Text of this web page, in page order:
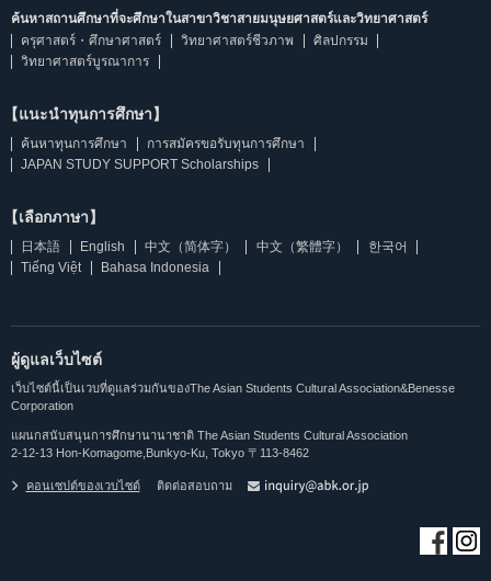
ค้นหาสถานศึกษาที่จะศึกษาในสาขาวิชาสายมนุษยศาสตร์และวิทยาศาสตร์
ครุศาสตร์・ศึกษาศาสตร์
วิทยาศาสตร์ชีวภาพ
ศิลปกรรม
วิทยาศาสตร์บูรณาการ
【แนะนำทุนการศึกษา】
ค้นหาทุนการศึกษา
การสมัครขอรับทุนการศึกษา
JAPAN STUDY SUPPORT Scholarships
【เลือกภาษา】
日本語 English 中文（简体字） 中文（繁體字）
한국어
Tiếng Việt
Bahasa Indonesia
ผู้ดูแลเว็บไซต์
เว็บไซต์นี้เป็นเวบที่ดูแลร่วมกันของThe Asian Students Cultural Association&Benesse
Corporation
แผนกสนับสนุนการศึกษานานาชาติ The Asian Students Cultural Association
2-12-13 Hon-Komagome,Bunkyo-Ku, Tokyo 〒113-8462
คอนเซปต์ของเวบไซต์ ติดต่อสอบถาม